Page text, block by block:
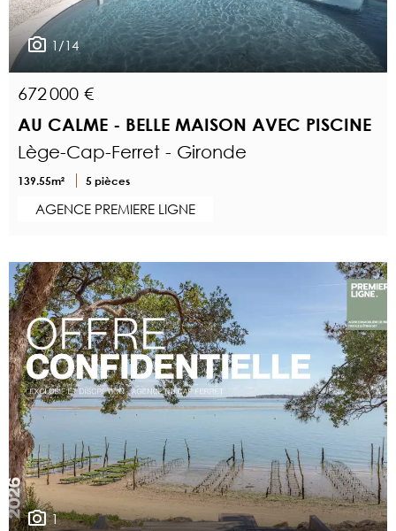
1/14
672 000 €
AU CALME - BELLE MAISON AVEC PISCINE
Lège-Cap-Ferret - Gironde
139.55m² 5 pièces
AGENCE PREMIERE LIGNE
1